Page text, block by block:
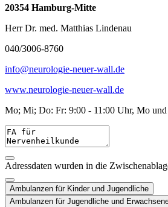
20354 Hamburg-Mitte
Herr Dr. med. Matthias Lindenau
040/3006-8760
info@neurologie-neuer-wall.de
www.neurologie-neuer-wall.de
Mo; Mi; Do: Fr: 9:00 - 11:00 Uhr, Mo
Adressdaten wurden in die
Ambulanzen für Kinder und Jugendliche
Ambulanzen für Jugendliche und